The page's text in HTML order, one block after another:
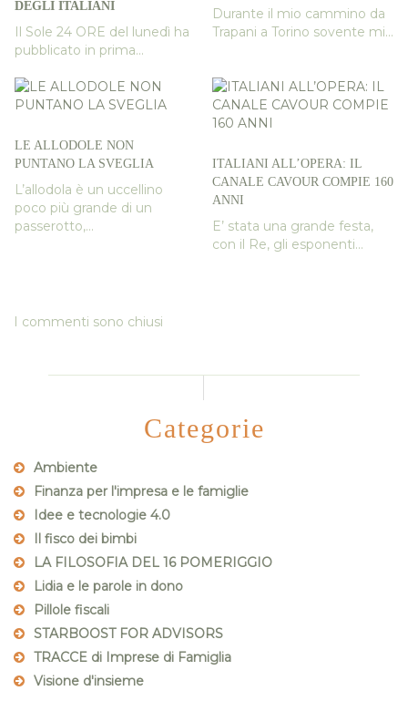
DEGLI ITALIANI
Il Sole 24 ORE del lunedì ha
pubblicato in prima...
Durante il mio cammino da
Trapani a Torino sovente mi...
LE ALLODOLE NON
PUNTANO LA SVEGLIA
L’allodola è un uccellino
poco più grande di un
passerotto,...
ITALIANI ALL’OPERA: IL
CANALE CAVOUR COMPIE 160
ANNI
E’ stata una grande festa,
con il Re, gli esponenti...
I commenti sono chiusi
Categorie
Ambiente
Finanza per l'impresa e le famiglie
Idee e tecnologie 4.0
Il fisco dei bimbi
LA FILOSOFIA DEL 16 POMERIGGIO
Lidia e le parole in dono
Pillole fiscali
STARBOOST FOR ADVISORS
TRACCE di Imprese di Famiglia
Visione d'insieme